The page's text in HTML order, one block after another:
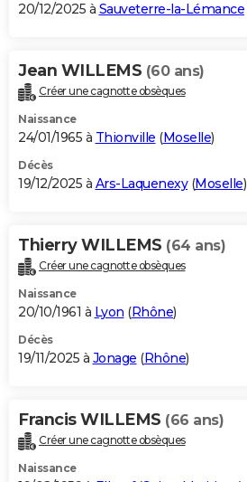
20/12/2025 à Sauveterre-la-Lémance
Jean WILLEMS (60 ans)
Créer une cagnotte obsèques
Naissance
24/01/1965 à Thionville (Moselle)
Décès
19/12/2025 à Ars-Laquenexy(Moselle)
Thierry WILLEMS (64 ans)
Créer une cagnotte obsèques
Naissance
20/10/1961 à Lyon (Rhône)
Décès
19/11/2025 à Jonage (Rhône)
Francis WILLEMS (66 ans)
Créer une cagnotte obsèques
Naissance